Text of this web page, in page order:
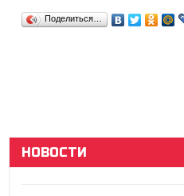
Поделиться…
НОВОСТИ
Крупнейшие релизы мая:
Sony
Far Cry 5: хвалить нельзя